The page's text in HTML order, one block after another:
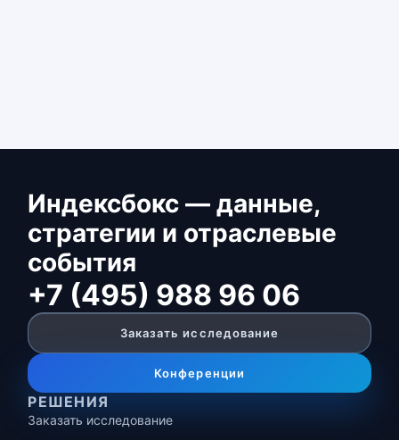
Индексбокс — данные,
стратегии и отраслевые
события
+7 (495) 988 96 06
Заказать исследование
Конференции
РЕШЕНИЯ
Заказать исследование